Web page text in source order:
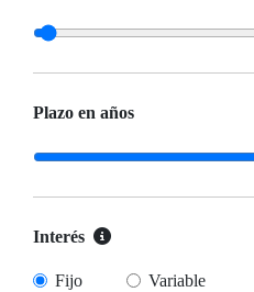
Plazo en años
Interés
Fijo Variable